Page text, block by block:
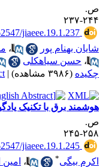
۲۳۷
jiaeee.19.1.237
بهنام پور
،
،حسن سیاهکلی
(۳۹۸۶ مشاهده) |
|
برق با تکنیک
۲۴۵
jiaeee.19.1.245
بیگی
،امین